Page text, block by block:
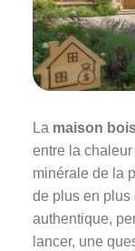
La maison
entre la
minérale de la
de plus en plus
authentique,
lancer, une